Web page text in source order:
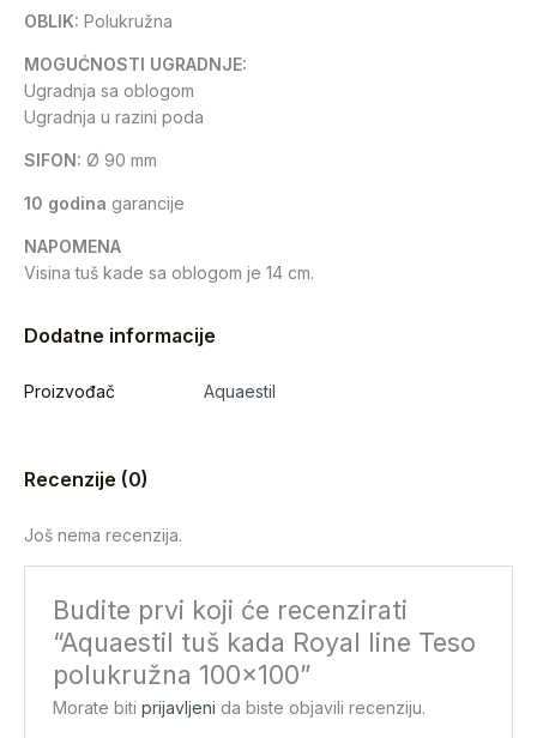
OBLIK: Polukružna
MOGUĆNOSTI UGRADNJE:
Ugradnja sa oblogom
Ugradnja u razini poda
SIFON: Ø 90 mm
10 godina garancije
NAPOMENA
Visina tuš kade sa oblogom je 14 cm.
Dodatne informacije
Proizvođač Aquaestil
Recenzije (0)
Još nema recenzija.
Budite prvi koji će recenzirati
“Aquaestil tuš kada Royal line Teso
polukružna 100×100”
Morate bitiprijavljeni da biste objavili recenziju.